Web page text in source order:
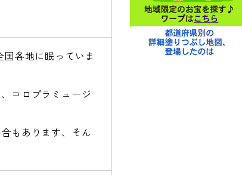
各地に眠っていま
コロプラミュージ
もあります、そん